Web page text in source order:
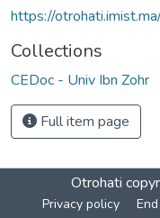
https://
Collections
CEDoc - Univ Ibn Zohr
Full item page
Otrohati
Privacy policy